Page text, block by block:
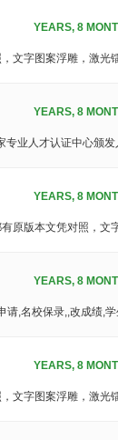
字图案浮雕，激光镭
业人才认证中心颁
原版本文凭对照，文
,名校保录,,改成绩,学
文字图案浮雕，激光